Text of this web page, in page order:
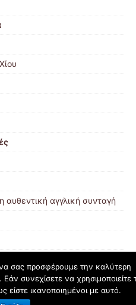
αυθεντική αγγλική συνταγή
σας προσφέρουμε την καλύτερη
συνεχίσετε να χρησιμοποιείτε
είστε ικανοποιημένοι με αυτό.